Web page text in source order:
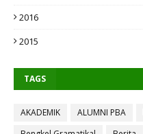
2016
2015
TAGS
AKADEMIK ALUMNI PBA